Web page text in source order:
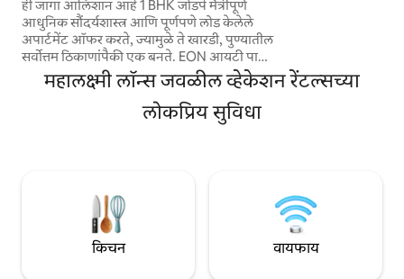
ही जागा आलिशान आहे 1 BHK जोडपे मैत्रीपूर्ण
आधुनिक सौंदर्यशास्त्र आणि पूर्णपणे लोड केलेले
अपार्टमेंट ऑफर करते, ज्यामुळे ते खारडी, पुण्यातील
सर्वोत्तम ठिकाणांपैकी एक बनते. EON आयटी पार्क,
बार्कलेज, सिटी, ब्रिटिश पेट्रोलियमपासून फक्त 5
मिनिटांच्या अंतरावर आणि मगरपट्टा आणि पुणे
इंटरनॅशनल एअरपॉटपासून फक्त 7 किमी अंतरावर,
ते खारडीमधील कॅफे, रेस्टॉरंट्स, दुकाने, सार्वजनिक
एक्सप्लोर करण्याच्या एक दिवसानंतर आराम
करण्यासाठी बार युनिट परिपूर्ण आहे
महालक्ष्मी लॉन्स जवळील व्हेकेशन रेंटल्सच्या
लोकप्रिय सुविधा
किचन वायफाय